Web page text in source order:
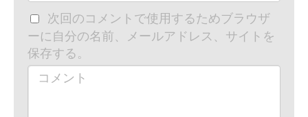
次回のコメントで使用するためブラウザ
ーに自分の名前、メールアドレス、サイトを
保存する。
コメント